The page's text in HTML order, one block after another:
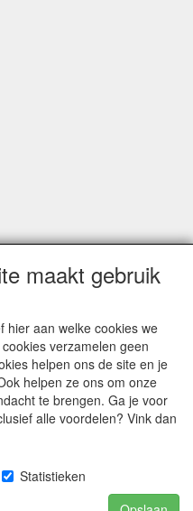
maakt gebruik
hier aan welke cookies we
verzamelen geen
helpen ons de site en je
helpen ze ons om onze
te brengen. Ga je voor
alle voordelen? Vink dan
Statistieken